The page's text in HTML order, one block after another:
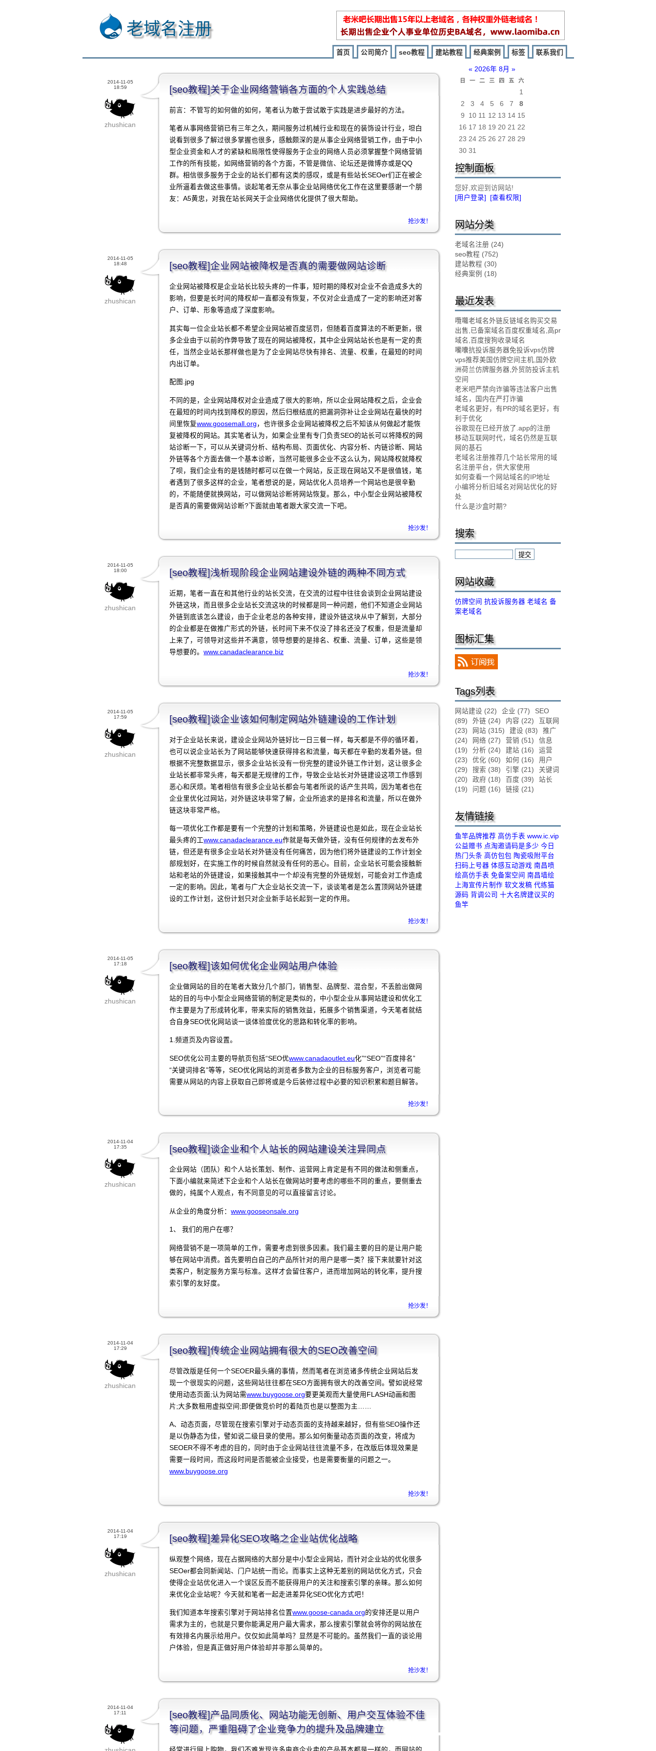
老域名注册
首页 公司简介 seo教程 建站教程 经典案例 标签 联系我们
2014-11-05
18:59
zhushican
[seo教程]关于企业网络营销各方面的个人实践总结
前言：不管写的如何做的如何，笔者认为敢于尝试敢于实践是进步最好的方法。
笔者从事网络营销已有三年之久，期间服务过机械行业和现在的装饰设计行业，坦白
说看到很多了解过很多掌握也很多，感触颇深的是从事企业网络营销工作，由于中小
型企业资金和人才的紧缺和局限性使得服务于企业的网络人员必须掌握整个网络营销
工作的所有技能，如网络营销的各个方面，不管是微信、论坛还是微博亦或是QQ
群。相信很多服务于企业的站长们都有这类的感叹，或是有些站长SEOer们正在被企
业所逼着去做这些事情。谈起笔者无奈从事企业站网络优化工作在这里要感谢一个朋
友：A5黄忠，对我在站长网关于企业网络优化提供了很大帮助。
抢沙发！
2014-11-05
18:48
zhushican
[seo教程]企业网站被降权是否真的需要做网站诊断
企业网站被降权是企业站长比较头疼的一件事，短时期的降权对企业不会造成多大的
影响，但要是长时间的降权却一直都没有恢复，不仅对企业造成了一定的影响还对客
户、订单、形象等造成了深度影响。
其实每一位企业站长都不希望企业网站被百度惩罚，但随着百度算法的不断更新，很
多企业由于以前的作弊导致了现在的网站被降权，其中企业网站站长也是有一定的责
任，当然企业站长那样做也是为了企业网站尽快有排名、流量、权重，在最短的时间
内出订单。
配图.jpg
不同的是，企业网站降权对企业造成了很大的影响，所以企业网站降权之后，企业会
在最短的时间内找到降权的原因，然后归根结底的把漏洞弥补让企业网站在最快的时
间里恢复www.goosemall.org ，也许很多企业网站被降权之后不知该从何做起才能恢
复被降权的网站。其实笔者认为，如果企业里有专门负责SEO的站长可以将降权的网
站诊断一下，可以从关键词分析、结构布局、页面优化、内容分析、内链诊断、网站
外链等各个方面去做一个基本诊断，当然可能很多企业不这么认为，网站降权就降权
了呗，我们企业有的是钱随时都可以在做一个网站，反正现在网站又不是很值钱，笔
者遇到了很多这样的企业，笔者想说的是，网站优化人员培养一个网站也是很辛勤
的，不能随便就换网站，可以做网站诊断将网站恢复。那么，中小型企业网站被降权
是否真的需要做网站诊断?下面就由笔者跟大家交流一下吧。
抢沙发！
2014-11-05
18:00
zhushican
[seo教程]浅析现阶段企业网站建设外链的两种不同方式
近期，笔者一直在和其他行业的站长交流，在交流的过程中往往会谈到企业网站建设
外链这块，而且很多企业站长交流这块的时候都是同一种问题，他们不知道企业网站
外链到底该怎么建设，由于企业老总的各种安排，建设外链这块从中了解到，大部分
的企业都是在做推广形式的外链，长时间下来不仅没了排名还没了权重，但是流量却
上来了，可领导对这些并不满意，领导想要的是排名、权重、流量、订单，这些是领
导想要的。www.canadaclearance.biz
抢沙发！
2014-11-05
17:59
zhushican
[seo教程]谈企业该如何制定网站外链建设的工作计划
对于企业站长来说，建设企业网站外链好比一日三餐一样，每天都是不停的循环着，
也可以说企业站长为了网站能够快速获得排名和流量，每天都在辛勤的发着外链。但
根据不完整数据显示，很多企业站长没有一份完整的建设外链工作计划，这让很多企
业站长都非常头疼，每天都是无规律的工作，导致企业站长对外链建设这项工作感到
恶心和厌烦。笔者相信有很多企业站长都会与笔者所说的话产生共鸣，因为笔者也在
企业里优化过网站，对外链这块非常了解，企业所追求的是排名和流量，所以在做外
链这块非常严格。
每一项优化工作都是要有一个完整的计划和策略，外链建设也是如此，现在企业站长
最头疼的工www.canadaclearance.eu作就是每天做外链，没有任何规律的去发布外
链，但还是有很多企业站长对外链没有任何痛苦，因为他们将外链建设的工作计划全
部规划好，在实施工作的时候自然就没有任何的恶心。目前，企业站长可能会接触新
站和老站的外链建设，如果接触其中一个却没有完整的外链规划，可能会对工作造成
一定的影响。因此，笔者与广大企业站长交流一下，谈谈笔者是怎么置顶网站外链建
设的工作计划，这份计划只对企业新手站长起到一定的作用。
抢沙发！
2014-11-05
17:18
zhushican
[seo教程]该如何优化企业网站用户体验
企业做网站的目的在笔者大致分几个部门，销售型、品牌型、混合型，不丢脸出做网
站的目的与中小型企业网络营销的制定是类似的，中小型企业从事网站建设和优化工
作主要是为了形成转化率，带来实际的销售效益，拓展多个销售渠道，今天笔者就结
合自身SEO优化网站谈一谈体验度优化的思路和转化率的影响。
1.频道页及内容设置。
SEO优化公司主要的导航页包括“SEO优www.canadaoutlet.eu化”“SEO”“百度排名”
“关键词排名”等等，SEO优化网站的浏览者多数为企业的目标服务客户，浏览者可能
需要从网站的内容上获取自己即将或是今后装修过程中必要的知识积累和题目解答。
抢沙发！
2014-11-04
17:35
zhushican
[seo教程]谈企业和个人站长的网站建设关注异同点
企业网站（团队）和个人站长策划、制作、运营网上肯定是有不同的做法和侧重点，
下面小编就来简述下企业和个人站长在做网站时要考虑的哪些不同的重点，要侧重去
做的，纯属个人观点，有不同意见的可以直接留言讨论。
从企业的角度分析：www.gooseonsale.org
1、 我们的用户在哪？
网络营销不是一项简单的工作，需要考虑到很多因素。我们最主要的目的是让用户能
够在网站中消费。首先要明白自己的产品所针对的用户是哪一类？接下来就要针对这
类客户，制定服务方案与标准。这样才会留住客户，进而增加网站的转化率，提升搜
索引擎的友好度。
抢沙发！
2014-11-04
17:29
zhushican
[seo教程]传统企业网站拥有很大的SEO改善空间
尽管改版是任何一个SEOER最头痛的事情，然而笔者在浏览诸多传统企业网站后发
现一个很现实的问题，这些网站往往都在SEO方面拥有很大的改善空间。譬如说经常
使用动态页面;认为网站需www.buygoose.org要更美观而大量使用FLASH动画和图
片;大多数租用虚拟空间;即便做竞价时的着陆页也是以整图为主……
A、动态页面，尽管现在搜索引擎对于动态页面的支持越来越好，但有些SEO操作还
是以伪静态为佳，譬如说二级目录的使用。那么如何衡量动态页面的改变，将成为
SEOER不得不考虑的目的，同时由于企业网站往往流量不多，在改版后体现效果是
需要一段时间，而这段时间是否能被企业接受，也是需要衡量的问题之一。
www.buygoose.org
抢沙发！
2014-11-04
17:19
zhushican
[seo教程]差异化SEO攻略之企业站优化战略
纵观整个网络，现在占据网络的大部分是中小型企业网站，而针对企业站的优化很多
SEOer都会同新闻站、门户站统一而论。而事实上这种无差别的网站优化方式，只会
使得企业站优化进入一个误区反而不能获得用户的关注和搜索引擎的亲睐。那么如何
来优化企业站呢？今天就和笔者一起走进差异化SEO优化方式吧！
我们知道本年搜索引擎对于网站排名位置www.goose-canada.org的安排还是以用户
需求为主的，也就是只要你能满足用户最大需求，那么搜索引擎就会将你的网站放在
有效排名内展示给用户。仅仅如此简单吗？显然是不可能的。虽然我们一直的谈论用
户体验，但是真正做好用户体验却并非那么简单的。
抢沙发！
2014-11-04
17:11
[seo教程]产品同质化、网站功能无创新、用户交互体验不佳
等问题，严重阻碍了企业竞争力的提升及品牌建立
« 2026年 8月 »
日 一 二 三 四 五 六
1
2
3 4 5 6 7
8
9
10 11 12 13 14 15
16 17 18 19 20 21 22
23 24 25 26 27 28 29
30 31
控制面板
您好,欢迎到访网站!
[用户登录]
[查看权限]
网站分类
老域名注册 (24)
seo教程 (752)
建站教程 (30)
经典案例 (18)
最近发表
囕囖老域名外链反链域名购买交易
出售,已备案域名百度权重域名,高pr
域名,百度搜狗收录域名
囒囔抗投诉服务器免投诉vps仿牌
vps推荐美国仿牌空间主机,国外欧
洲荷兰仿牌服务器,外贸防投诉主机
空间
老米吧严禁向诈骗等违法客户出售
域名，国内在严打诈骗
老域名更好，有PR的域名更好，有
利于优化
谷歌现在已经开放了.app的注册
移动互联网时代，域名仍然是互联
网的基石
老域名注册推荐几个站长常用的域
名注册平台，供大家使用
如何查看一个网站域名的IP地址
小编将分析旧域名对网站优化的好
处
什么是沙盒时期?
搜索
网站收藏
仿牌空间 抗投诉服务器 老域名 备
案老域名
图标汇集
Tags列表
网站建设 (22) 企业 (77)
SEO
(89)
外链 (24) 内容 (22)
互联网
(23)
网站 (315) 建设 (83)
推广
(24)
网络 (27) 营销 (51)
信息
(19)
分析 (24) 建站 (16)
运营
(23)
优化 (60) 如何 (16)
用户
(29)
搜索 (38) 引擎 (21)
关键词
(20)
政府 (18) 百度 (39)
站长
(19)
问题 (16) 链接 (21)
友情链接
鱼竿品牌推荐 高仿手表 www.ic.vip
公益赠书 点淘邀请码是多少 今日
热门头条 高仿包包 陶瓷吸附平台
扫码上号器 体感互动游戏 南昌喷
绘高仿手表 免备案空间 南昌墙绘
上海宣传片制作 软文发稿 代练猫
源码 背调公司 十大名牌建议买的
鱼竿